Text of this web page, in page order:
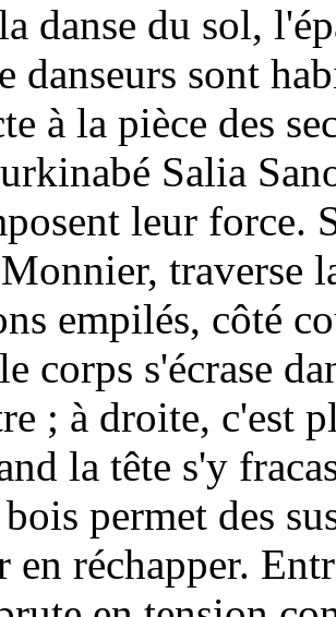
danse du sol,
danseurs sont
à la pièce des
Salia
leur force.
traverse
empilés, côté
corps s'écrase
; à droite, c'est
la tête s'y
permet des
en réchapper.